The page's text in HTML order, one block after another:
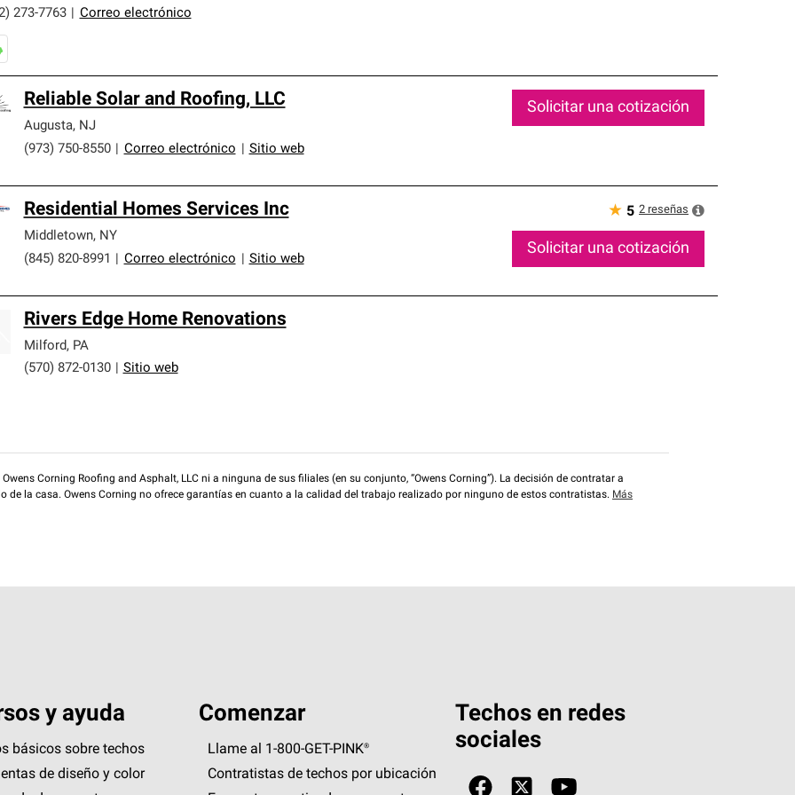
273-7763 Correo electrónico
Reliable Solar and Roofing, LLC
Augusta, NJ
(973) 750-8550
Correo electrónico Sitio web
Solicitar una cotización
Residential Homes Services Inc
Middletown, NY
(845) 820-8991
Correo electrónico Sitio web
★ 5 2 reseñas
Solicitar una cotización
Rivers Edge Home Renovations
Milford , PA
(570) 872-0130
Sitio web
Corning Roofing and Asphalt, LLC ni a ninguna de sus filiales (en su conjunto, “Owens Corning”). La decisión de contratar a
la casa. Owens Corning no ofrece garantías en cuanto a la calidad del trabajo realizado por ninguno de estos contratistas. Más
y ayuda
básicos sobre techos
de diseño y color
Comenzar
Llame al 1-800-GET-PINK®
Contratistas de techos por ubicación
Techos en redes
sociales